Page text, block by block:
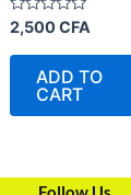
Rated
out
2,500CFA
ADD TO
CART